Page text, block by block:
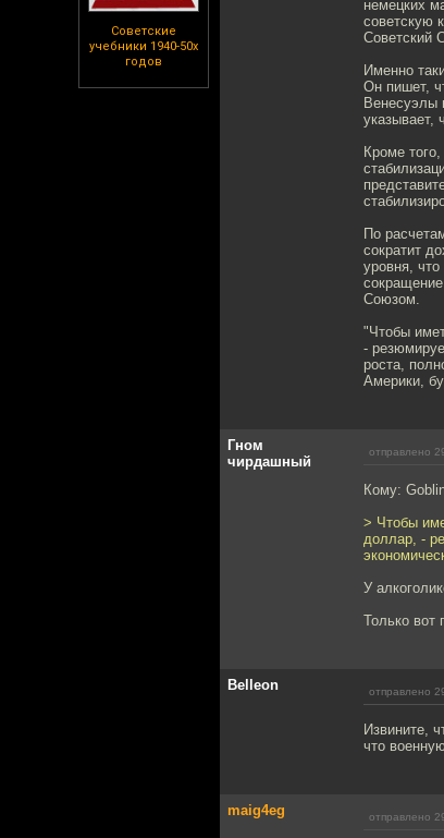
Советские
учебники 1940-50х
годов
немецких
советскую
Советский
Именно
Он пишет,
Венесуэлы
указывает,
Кроме
По
сократит
уровня,
Союзом.
"Чтобы
-
роста,
Америки,
Гном
чирдашный
отправлено
Кому:
> Чтобы
доллар, -
У
Только вот
Belleon отправлено
Извините,
что
maig4eg отправлено